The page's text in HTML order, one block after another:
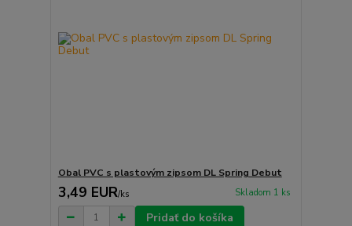
Obal PVC s plastovým zipsom DL Spring Debut
3,49 EUR/ks Skladom 1 ks
Pridať do košíka